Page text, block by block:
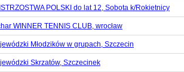
POLSKI do lat 12, Sobota k/Rokietnicy
WINNER TENNIS CLUB, wrocław
Młodzików w grupach, Szczecin
Skrzatów, Szczecinek